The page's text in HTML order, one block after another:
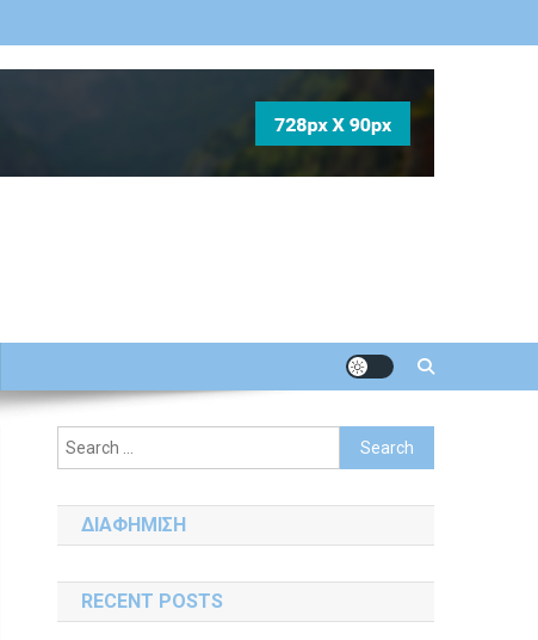
Search
for:
ΔΙΑΦΗΜΙΣΗ
RECENT POSTS